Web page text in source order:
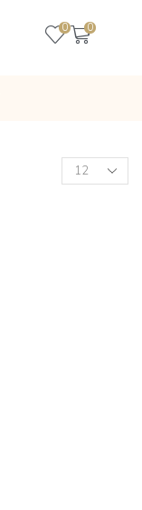
0 0